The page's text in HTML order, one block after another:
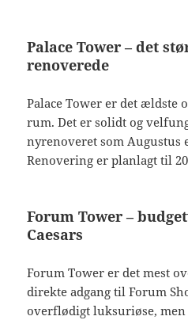
Palace Tower – det
renoverede
Palace Tower er det ældste
rum. Det er solidt og
nyrenoveret som Augustus
Renovering er planlagt til
Forum Tower –
Caesars
Forum Tower er det mest
direkte adgang til Forum
overflødigt luksuriøse,